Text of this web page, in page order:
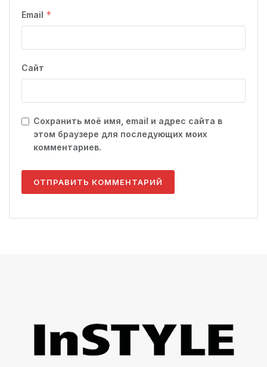
Email *
Сайт
Сохранить моё имя, email и адрес сайта в
этом браузере для последующих моих
комментариев.